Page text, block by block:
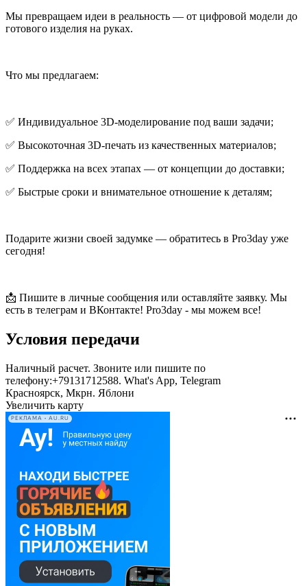
Мы превращаем идеи в реальность — от цифровой модели до
готового изделия на руках.
Что мы предлагаем:
✅ Индивидуальное 3D-моделирование под ваши задачи;
✅ Высокоточная 3D-печать из качественных материалов;
✅ Поддержка на всех этапах — от концепции до доставки;
✅ Быстрые сроки и внимательное отношение к деталям;
Подарите жизни своей задумке — обратитесь в Pro3day уже
сегодня!
📩 Пишите в личные сообщения или оставляйте заявку. Мы
есть в телеграм и ВКонтакте! Pro3day - мы можем все!
Условия передачи
Наличный расчет. Звоните или пишите по
телефону:+79131712588. What's App, Telegram
Красноярск, Мкрн. Яблони
Увеличить карту
РЕКЛАМА • AU.RU